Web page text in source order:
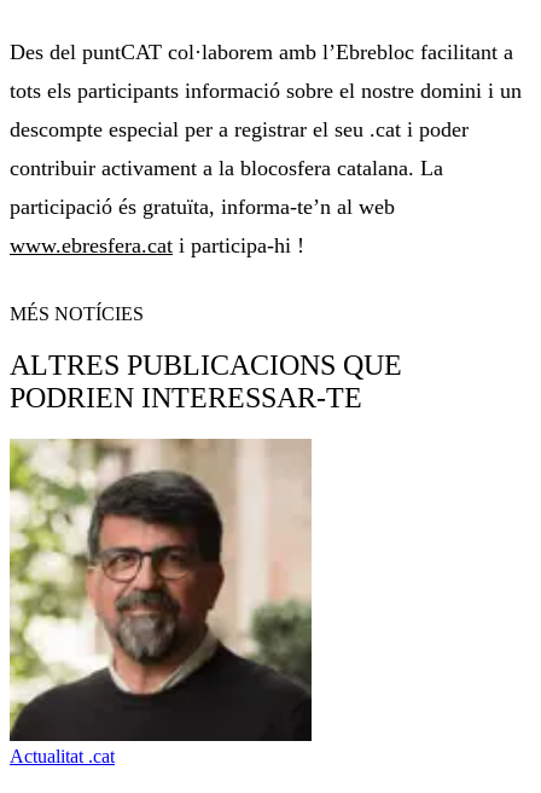
Des del puntCAT col·laborem amb l’Ebrebloc facilitant a
tots els participants informació sobre el nostre domini i un
descompte especial per a registrar el seu .cat i poder
contribuir activament a la blocosfera catalana. La
participació és gratuïta, informa-te’n al web
www.ebresfera.cat i participa-hi !
MÉS NOTÍCIES
ALTRES PUBLICACIONS QUE
PODRIEN INTERESSAR-TE
Actualitat .cat